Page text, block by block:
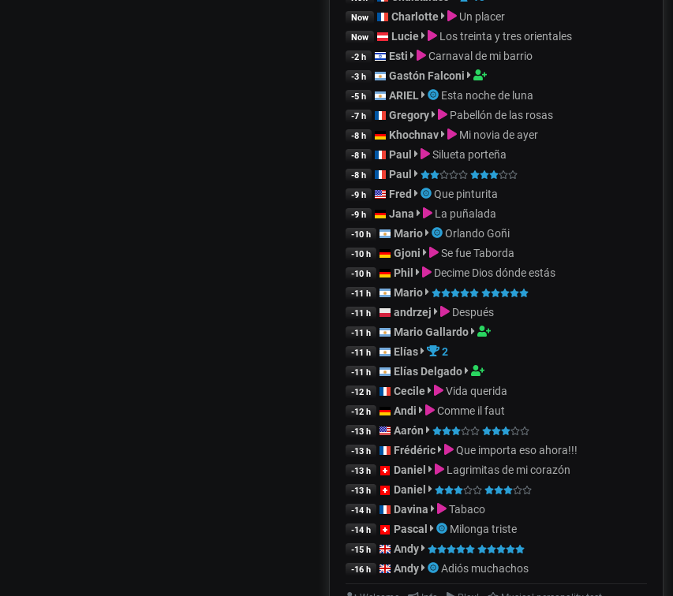
Now Charlotte Un placer
Now Lucie Los treinta y tres orientales
-2 h Esti Carnaval de mi barrio
-3 h Gastón Falconi
-5 h ARIEL Esta noche de luna
-7 h Gregory Pabellón de las rosas
-8 h Khochnav Mi novia de ayer
-8 h Paul Silueta porteña
-8 h Paul
-9 h Fred Que pinturita
-9 h Jana La puñalada
-10 h Mario Orlando Goñi
-10 h Gjoni Se fue Taborda
-10 h Phil Decime Dios dónde estás
-11 h Mario
-11 h andrzej Después
-11 h Mario Gallardo
-11 h Elías 2
-11 h Elías Delgado
-12 h Cecile Vida querida
-12 h Andi Comme il faut
-13 h Aarón
-13 h Frédéric Que importa eso ahora!!!
-13 h Daniel Lagrimitas de mi corazón
-13 h Daniel
-14 h Davina Tabaco
-14 h Pascal Milonga triste
-15 h Andy
-16 h Andy Adiós muchachos